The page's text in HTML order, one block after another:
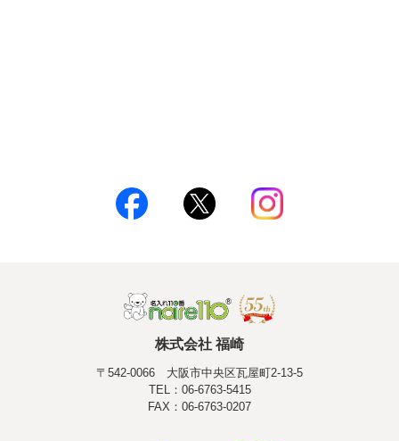
株式会社 福崎
〒542-0066 大阪市中央区瓦屋町2-13-5
TEL：06-6763-5415
FAX：06-6763-0207